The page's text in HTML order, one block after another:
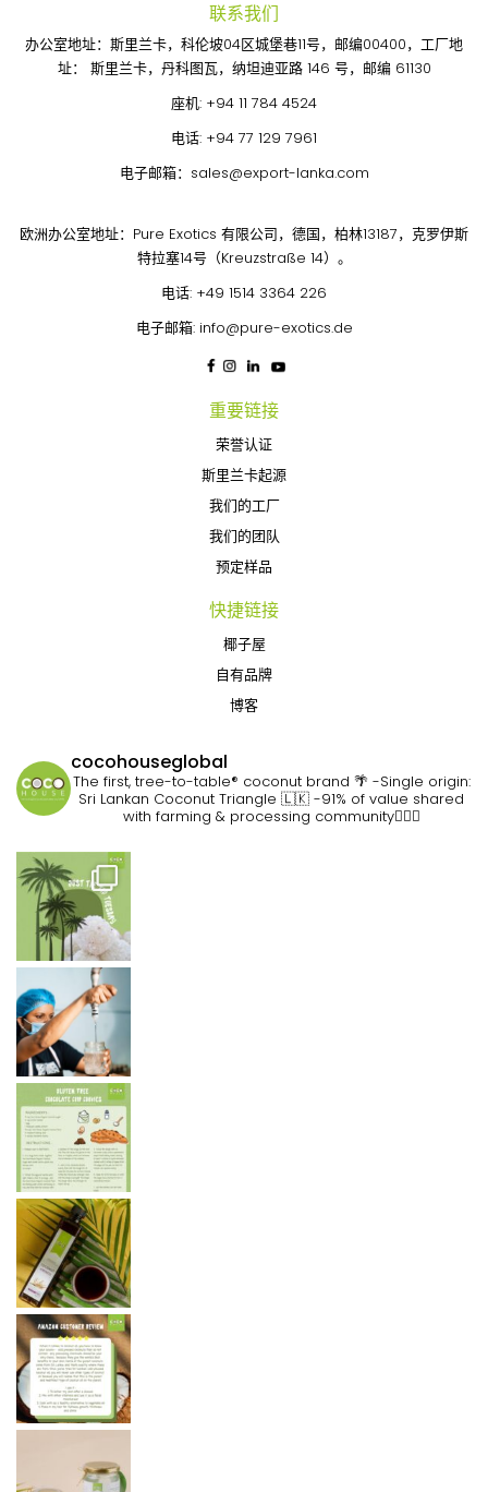
联系我们
办公室地址：斯里兰卡，科伦坡04区城堡巷11号，邮编00400，工厂地
址： 斯里兰卡，丹科图瓦，纳坦迪亚路 146 号，邮编 61130
座机: +94 11 784 4524
电话: +94 77 129 7961
电子邮箱： sales@export-lanka.com
欧洲办公室地址：Pure Exotics 有限公司，德国，柏林13187，克罗伊斯
特拉塞14号（Kreuzstraße 14）。
电话: +49 1514 3364 226
电子邮箱: info@pure-exotics.de
重要链接
荣誉认证
斯里兰卡起源
我们的工厂
我们的团队
预定样品
快捷链接
椰子屋
自有品牌
博客
cocohouseglobal
The first, tree-to-table® coconut brand 🌴 -Single origin:
Sri Lankan Coconut Triangle 🇱🇰 -91% of value shared
with farming & processing community👷🏽‍♀️